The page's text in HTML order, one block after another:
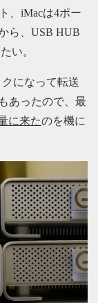
、iMacは4ポー
ら、USB HUB
い。
になって転送
あったので、最
に来たのを機に